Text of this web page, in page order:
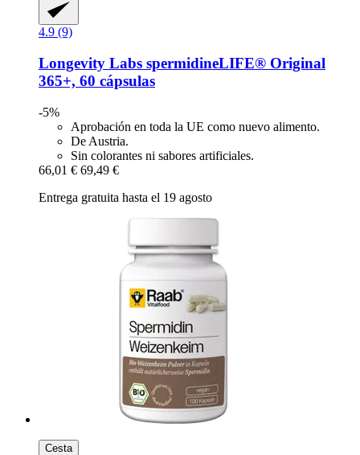
4.9 (9)
Longevity Labs spermidineLIFE® Original
365+, 60 cápsulas
-5%
Aprobación en toda la UE como nuevo alimento.
De Austria.
Sin colorantes ni sabores artificiales.
66,01 € 69,49 €
Entrega gratuita hasta el 19 agosto
Cesta